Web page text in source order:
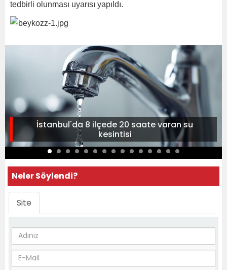
tedbirli olunması uyarısı yapıldı.
İstanbul'da 8 ilçede 20 saate varan su
kesintisi
Neler Söylendi?
Site